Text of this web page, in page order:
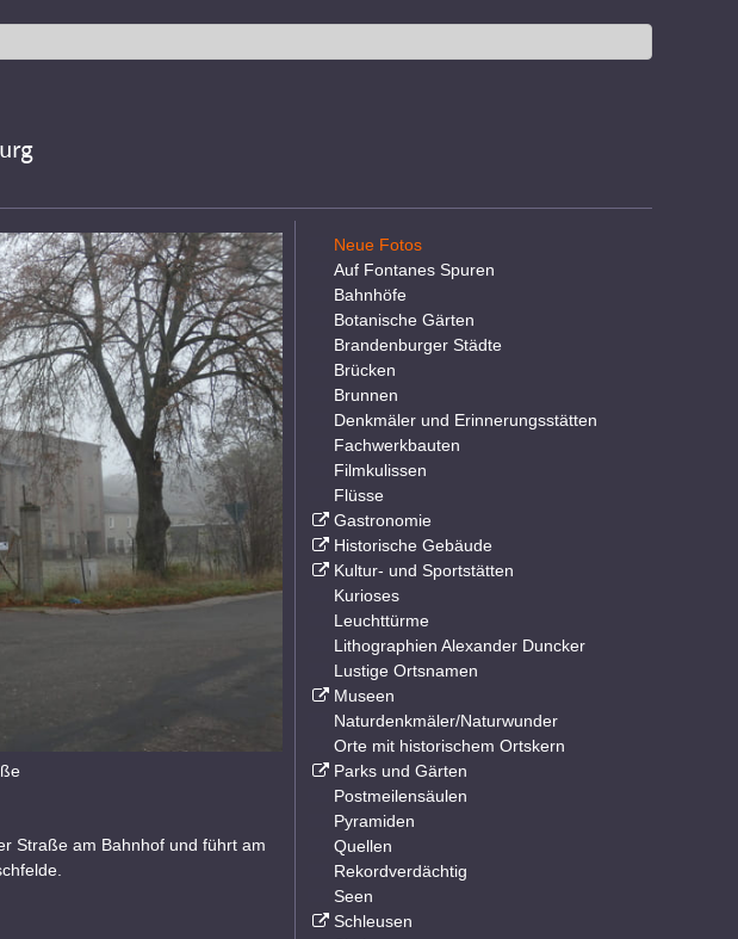
Straße am Bahnhof und führt am
Neue Fotos
Auf Fontanes Spuren
Bahnhöfe
Botanische Gärten
Brandenburger Städte
Brücken
Brunnen
Denkmäler und Erinnerungsstätten
Fachwerkbauten
Filmkulissen
Flüsse
Gastronomie
Historische Gebäude
Kultur- und Sportstätten
Kurioses
Leuchttürme
Lithographien Alexander Duncker
Lustige Ortsnamen
Museen
Naturdenkmäler/Naturwunder
Orte mit historischem Ortskern
Parks und Gärten
Postmeilensäulen
Pyramiden
Quellen
Rekordverdächtig
Seen
Schleusen